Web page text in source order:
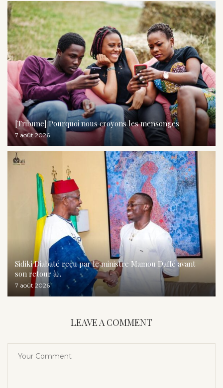
[Tribune] Pourquoi nous croyons les mensonges
7 août 2026
Sidiki Diabaté reçu par le ministre Mamou Daffé avant
son retour à...
7 août 2026
LEAVE A COMMENT